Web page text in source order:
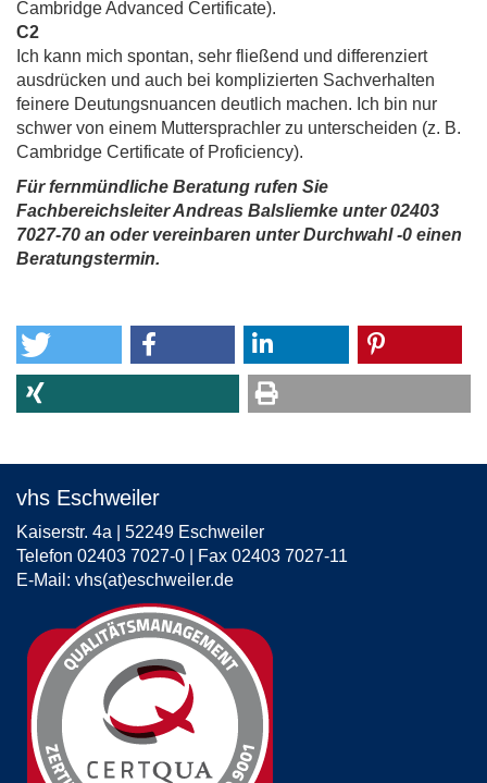
Cambridge Advanced Certificate).
C2
Ich kann mich spontan, sehr fließend und differenziert
ausdrücken und auch bei komplizierten Sachverhalten
feinere Deutungsnuancen deutlich machen. Ich bin nur
schwer von einem Muttersprachler zu unterscheiden (z. B.
Cambridge Certificate of Proficiency).
Für fernmündliche Beratung rufen Sie
Fachbereichsleiter Andreas Balsliemke unter 02403
7027-70 an oder vereinbaren unter Durchwahl -0 einen
Beratungstermin.
vhs Eschweiler
Kaiserstr. 4a | 52249 Eschweiler
Telefon 02403 7027-0 | Fax 02403 7027-11
E-Mail: vhs(at)eschweiler.de